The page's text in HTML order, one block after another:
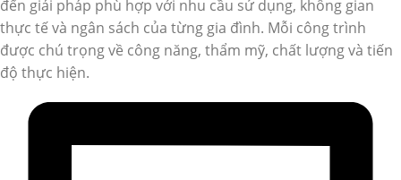
đến giải pháp phù hợp với nhu cầu sử dụng, không gian
thực tế và ngân sách của từng gia đình. Mỗi công trình
được chú trọng về công năng, thẩm mỹ, chất lượng và tiến
độ thực hiện.